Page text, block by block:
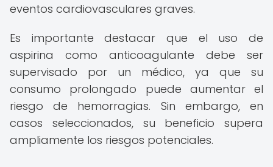
eventos cardiovasculares graves.
Es importante destacar que el uso de
aspirina como anticoagulante debe ser
supervisado por un médico, ya que su
consumo prolongado puede aumentar el
riesgo de hemorragias. Sin embargo, en
casos seleccionados, su beneficio supera
ampliamente los riesgos potenciales.